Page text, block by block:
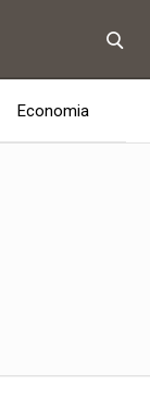
Economia